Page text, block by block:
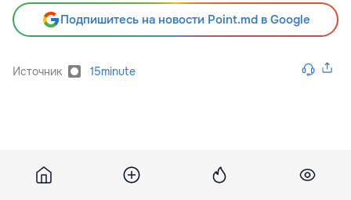
Подпишитесь на новости Point.md в Google
Источник 15minute